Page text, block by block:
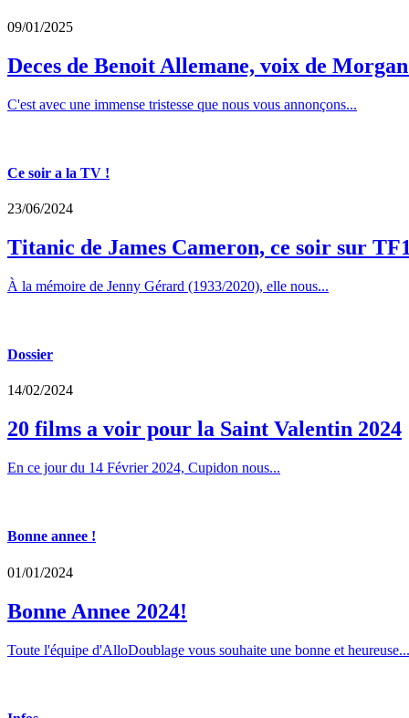
09/01/2025
Deces de Benoit Allemane, voix de
C'est avec une immense tristesse que nous vous annonçons...
Ce soir a la TV !
23/06/2024
Titanic de James Cameron, ce soir sur
À la mémoire de Jenny Gérard (1933/2020), elle nous...
Dossier
14/02/2024
20 films a voir pour la Saint Valentin 2024
En ce jour du 14 Février 2024, Cupidon nous...
Bonne annee !
01/01/2024
Bonne Annee 2024!
Toute l'équipe d'AlloDoublage vous souhaite une bonne et heureuse...